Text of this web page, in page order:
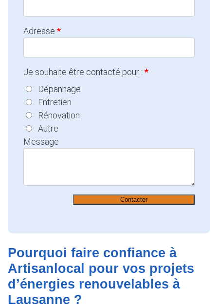
Adresse
Je souhaite être contacté pour :
Dépannage
Entretien
Rénovation
Autre
Message
Contacter
Pourquoi faire confiance à
Artisanlocal pour vos projets
d’énergies renouvelables à
Lausanne ?